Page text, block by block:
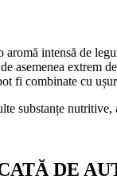
intensă de
asemenea
fi combinate cu
substanțe
DE